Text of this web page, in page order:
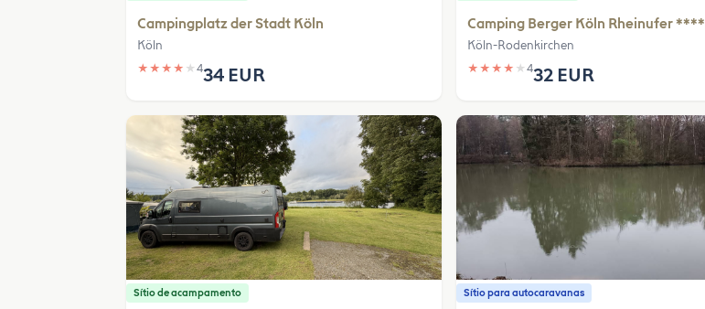
Campingplatz der Stadt Köln
Köln
★ ★ ★ ★ ★ 434 EUR
Camping Berger Köln Rheinufer ****
Köln-Rodenkirchen
★ ★ ★ ★ ★432 EUR
Sítio de acampamento Sítio para autocaravanas